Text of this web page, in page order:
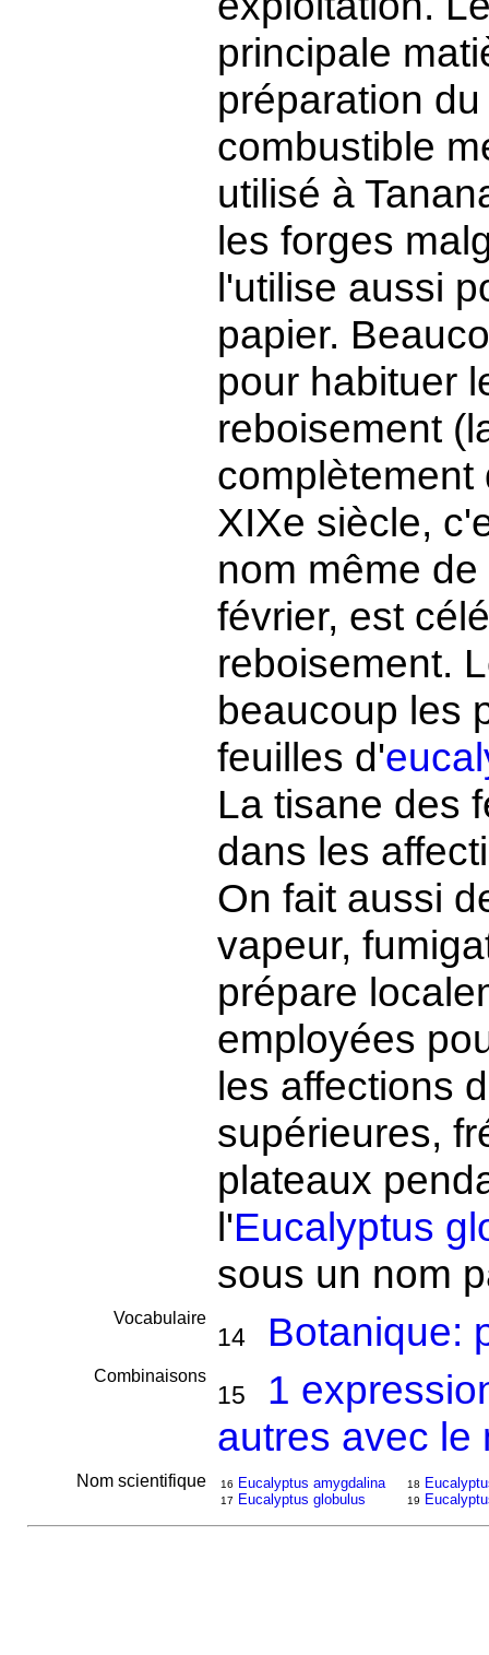
principale
préparation
combustible
utilisé à
les forges
l'utilise aussi
papier.
pour habituer
reboisement
complètement
XIXe siècle,
nom même
février, est
reboisement.
beaucoup les
feuilles d'
La tisane des
dans les
On fait aussi
vapeur,
prépare
employées
les affections
supérieures,
plateaux
l'Eucalyptus
sous un nom
Vocabulaire
14 Botanique:
Combinaisons
15
1
autres avec le
Nom scientifique 16 Eucalyptus amygdalina
17 Eucalyptus globulus
18
19